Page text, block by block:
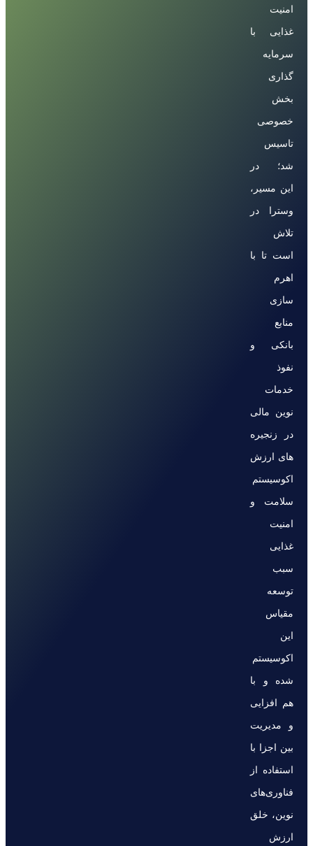
امنیت
غذایی با
سرمایه
گذاری
بخش
خصوصی
تاسیس
شد؛ در
این مسیر،
وسترا در
تلاش
است تا با
اهرم
سازی
منابع
بانکی و
نفوذ
خدمات
نوین مالی
در زنجیره
های ارزش
اکوسیستم
سلامت و
امنیت
غذایی
سبب
توسعه
مقیاس
این
اکوسیستم
شده و با
هم افزایی
و مدیریت
بین اجزا با
استفاده از
فناوری‌های
نوین، خلق
ارزش